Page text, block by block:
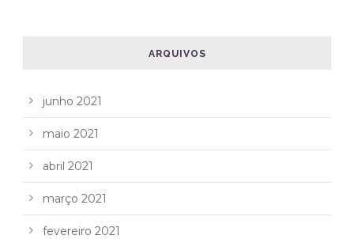
ARQUIVOS
junho 2021
maio 2021
abril 2021
março 2021
fevereiro 2021